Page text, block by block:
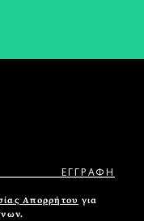
Απορρήτου για